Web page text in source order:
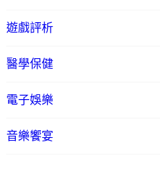
遊戲評析
醫學保健
電子娛樂
音樂饗宴